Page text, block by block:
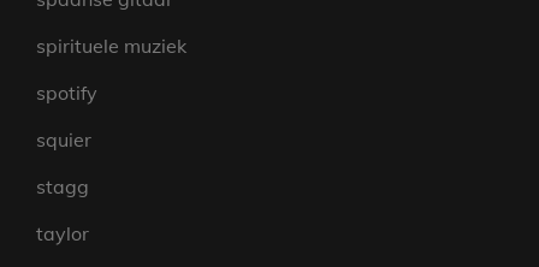
spirituele muziek
spotify
squier
stagg
taylor